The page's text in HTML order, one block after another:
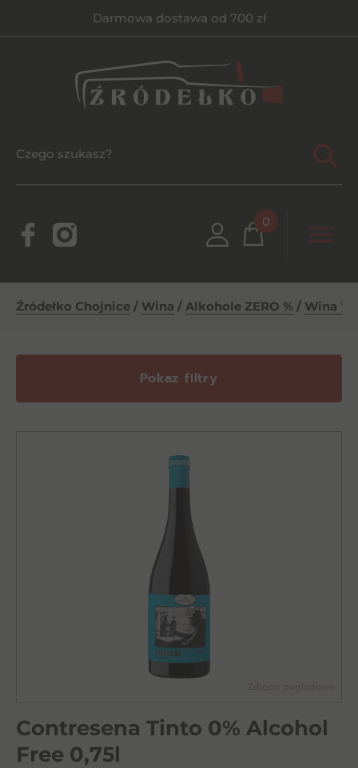
Darmowa dostawa od 700 zł
0
Źródełko Chojnice / Wina / Alkohole ZERO % / Wina
Pokaz filtry
Contresena Tinto 0% Alcohol
Free 0,75l